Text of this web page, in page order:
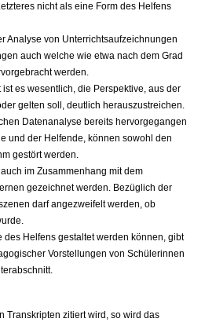
nicht als eine Form des Helfens
Analyse von Unterrichtsaufzeichnungen
auch welche wie etwa nach dem Grad
werden.
es wesentlich, die Perspektive, aus der
gelten soll, deutlich herauszustreichen.
Datenanalyse bereits hervorgegangen
und der Helfende, können sowohl den
gestört werden.
im Zusammenhang mit dem
gezeichnet werden. Bezüglich der
darf angezweifelt werden, ob
des Helfens gestaltet werden können, gibt
Vorstellungen von Schülerinnen
Transkripten zitiert wird, so wird das